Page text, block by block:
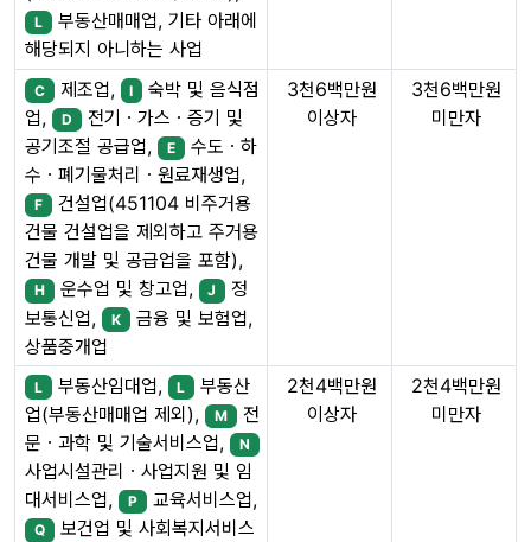
L 부동산매매업, 기타 아래에
해당되지 아니하는 사업
C 제조업, I
숙박 및 음식점
업,
D 전기ㆍ가스ㆍ증기 및
공기조절 공급업,
E 수도ㆍ하
수ㆍ폐기물처리ㆍ원료재생업,
F 건설업(451104 비주거용
건물 건설업을 제외하고 주거용
건물 개발 및 공급업을 포함),
H 운수업 및 창고업, J
정
보통신업,
K 금융 및 보험업,
상품중개업
3천6백만원
이상자
3천6백만원
미만자
L 부동산임대업, L
부동산
업(부동산매매업 제외),
M 전
문ㆍ과학 및 기술서비스업,
N
사업시설관리ㆍ사업지원 및 임
대서비스업,
P 교육서비스업,
Q 보건업 및 사회복지서비스
2천4백만원
이상자
2천4백만원
미만자